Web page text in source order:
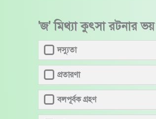
'জ' মিথ্যা কুৎসা রটনার
দস্যুতা
প্রতারণা
বলপূর্বক গ্রহণ